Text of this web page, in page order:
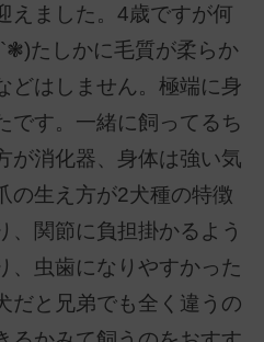
えました。4歳ですが何
たしかに毛質が柔らか
どはしません。極端に身
です。一緒に飼ってるち
が消化器、身体は強い気
の生え方が2犬種の特徴
、関節に負担掛かるよう
、虫歯になりやすかった
だと兄弟でも全く違うの